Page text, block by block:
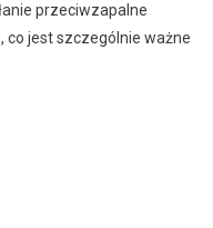
przeciwzapalne
co jest szczególnie ważne